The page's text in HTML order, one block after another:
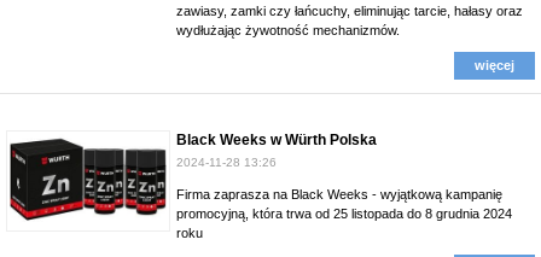
zawiasy, zamki czy łańcuchy, eliminując tarcie, hałasy oraz
wydłużając żywotność mechanizmów.
więcej
Black Weeks w Würth Polska
2024-11-28 13:26
Firma zaprasza na Black Weeks - wyjątkową kampanię
promocyjną, która trwa od 25 listopada do 8 grudnia 2024
roku